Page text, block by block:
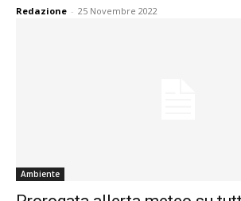
Redazione - 25 Novembre 2022
Ambiente